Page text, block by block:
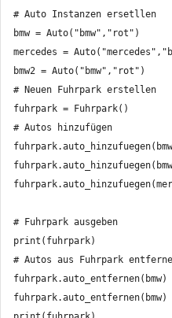
# Auto Instanzen ersetllen
bmw = Auto("bmw","rot")
mercedes =
bmw2 = Auto("bmw","rot")
# Neuen Fuhrpark erstellen
fuhrpark = Fuhrpark()
# Autos hinzufügen
# Fuhrpark ausgeben
print(fuhrpark)
# Autos aus Fuhrpark
fuhrpark.auto_entfernen(bmw)
fuhrpark.auto_entfernen(bmw)